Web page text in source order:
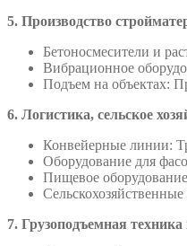
5. Производство
Бетоносмесители и
Вибрационное
Подъем на объектах:
6. Логистика, сельское
Конвейерные линии:
Оборудование для
Пищевое
7. Грузоподъемная